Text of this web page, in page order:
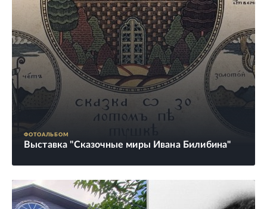
ФОТОАЛЬБОМ
Выставка "Сказочные миры Ивана Билибина"